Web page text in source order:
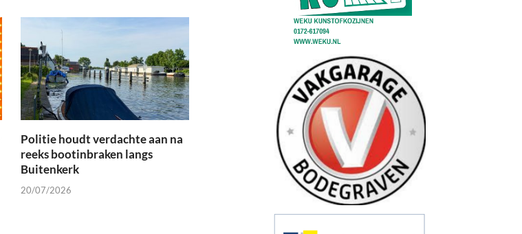
Politie houdt verdachte aan na
reeks bootinbraken langs
Buitenkerk
20/07/2026